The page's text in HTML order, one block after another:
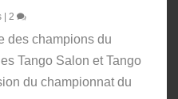
| 2
des champions du
Tango Salon et Tango
du championnat du